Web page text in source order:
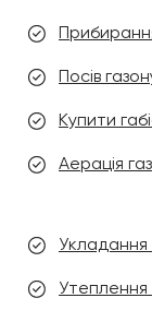
Посів
Купити
Аерація
Укладання
Утеплення